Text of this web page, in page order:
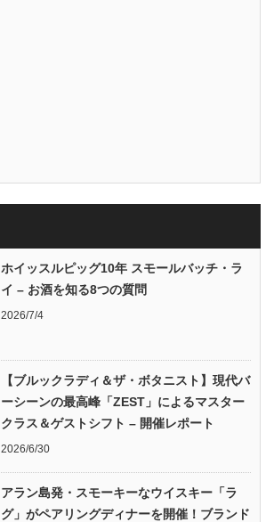
ホイッスルピッグ10年 スモールバッチ・ラ
イ – お酒を知る8つの質問
2026/7/4
【ブルックラディ＆ザ・ボタニスト】現代バ
ーシーンの最高峰「ZEST」によるマスター
クラス＆ゲストシフト – 開催レポート
2026/6/30
アラン島発・スモーキーなウイスキー「ラ
グ」がペアリングディナーを開催！ブランド